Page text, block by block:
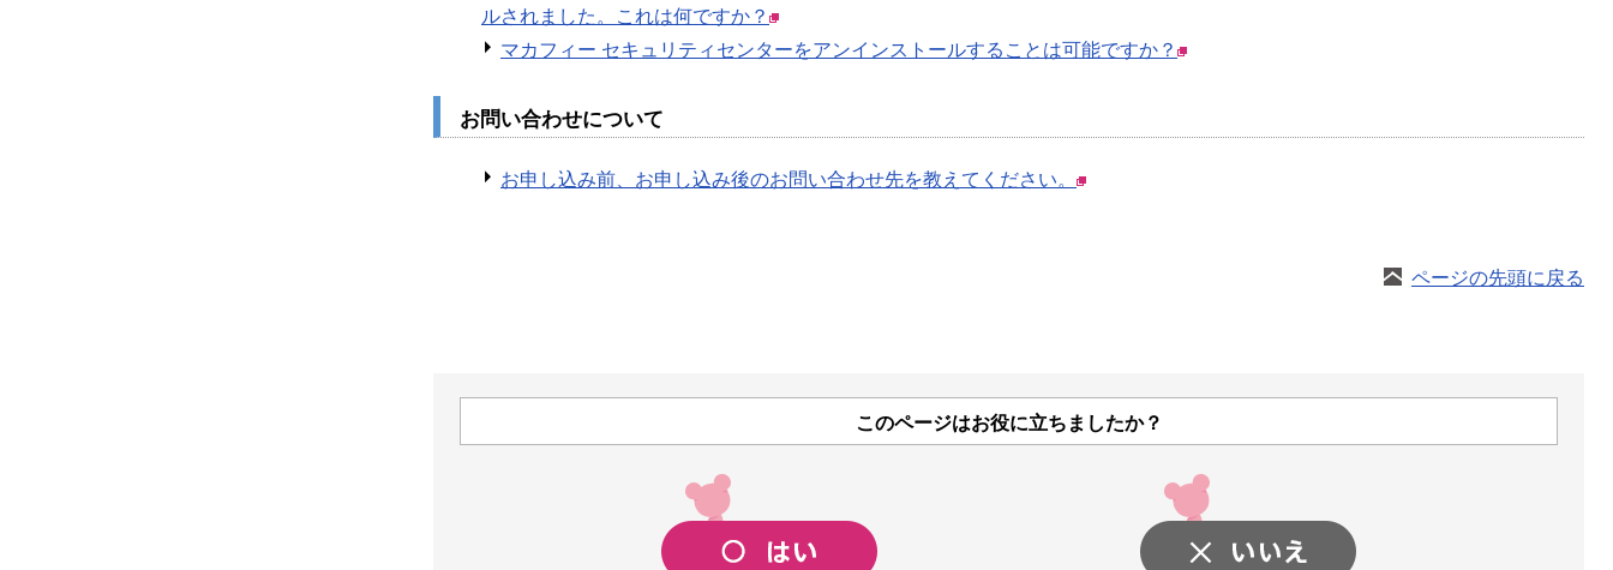
ルされました。これは何ですか？
マカフィー セキュリティセンターをアンインストールすることは可能ですか？
お問い合わせについて
お申し込み前、お申し込み後のお問い合わせ先を教えてください。
ページの先頭に戻る
このページはお役に立ちましたか？